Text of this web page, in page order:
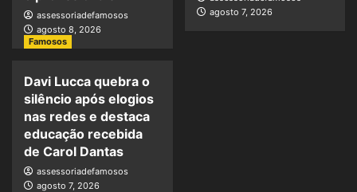
assessoriadefamosos
agosto 8, 2026
agosto 7, 2026
Famosos
Davi Lucca quebra o
silêncio após elogios
nas redes e destaca
educação recebida
de Carol Dantas
assessoriadefamosos
agosto 7, 2026